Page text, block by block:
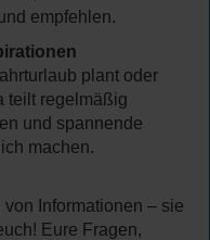
empfehlen.
plant oder
teilt regelmäßig
und spannende
machen.
von Informationen – sie
Eure Fragen,